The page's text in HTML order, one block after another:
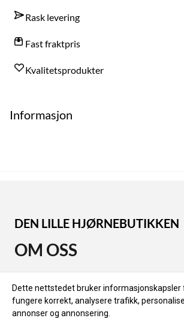
Rask levering
Fast fraktpris
Kvalitetsprodukter
Informasjon
DEN LILLE HJØRNEBUTIKKEN
med avdelinger for både dame- og
merker. I herreavdelingen finner du stilige
kjendisstylist Jan Thomas, inkludert Dolce
Gucci og Balmain.
OM OSS
KVALA EIENDOM AS
Øvregata 170
5525 HAUGESUND
Vilkår og betingelser
Hjem
Dette nettstedet bruker informasjonskapsler
fungere korrekt, analysere trafikk,
annonser og annonsering.